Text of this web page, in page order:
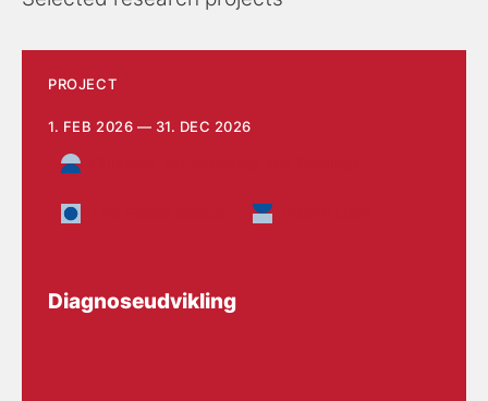
PROJECT
1. FEB 2026 — 31. DEC 2026
Diagnoseudvikling